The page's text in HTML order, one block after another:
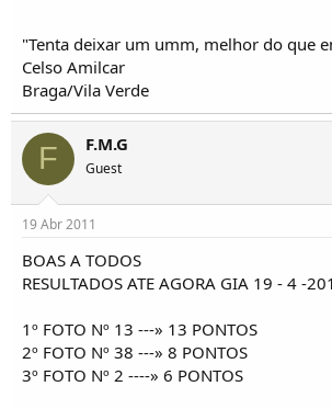
"Tenta deixar um umm, melhor do que
Celso Amilcar
Braga/Vila Verde
F F.M.G
Guest
19 Abr 2011
BOAS A TODOS
RESULTADOS ATE AGORA GIA 19 - 4 -
1º FOTO Nº 13 ---» 13 PONTOS
2º FOTO Nº 38 ---» 8 PONTOS
3º FOTO Nº 2 ----» 6 PONTOS